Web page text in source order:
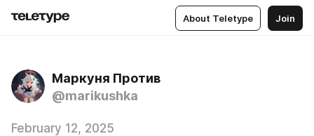
About Teletype Join
Маркуня Против
@marikushka
February 12, 2025